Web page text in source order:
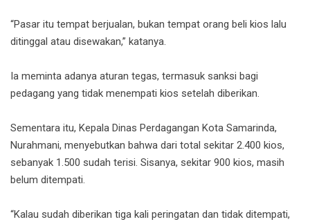
“Pasar itu tempat berjualan, bukan tempat orang beli kios lalu
ditinggal atau disewakan,” katanya.
Ia meminta adanya aturan tegas, termasuk sanksi bagi
pedagang yang tidak menempati kios setelah diberikan.
Sementara itu, Kepala Dinas Perdagangan Kota Samarinda,
Nurahmani, menyebutkan bahwa dari total sekitar 2.400 kios,
sebanyak 1.500 sudah terisi. Sisanya, sekitar 900 kios, masih
belum ditempati.
“Kalau sudah diberikan tiga kali peringatan dan tidak ditempati,